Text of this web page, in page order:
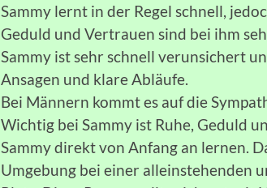
Sammy lernt in der Regel schnell,
Geduld und Vertrauen sind bei ihm
Sammy ist sehr schnell verunsichert
Ansagen und klare Abläufe.
Bei Männern kommt es auf die
Wichtig bei Sammy ist Ruhe, Geduld
Sammy direkt von Anfang an lernen.
Umgebung bei einer alleinstehenden